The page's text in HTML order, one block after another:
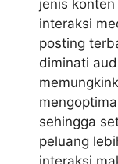
jenis
interaksi
posting
diminati
sehingga
peluang
interaksi